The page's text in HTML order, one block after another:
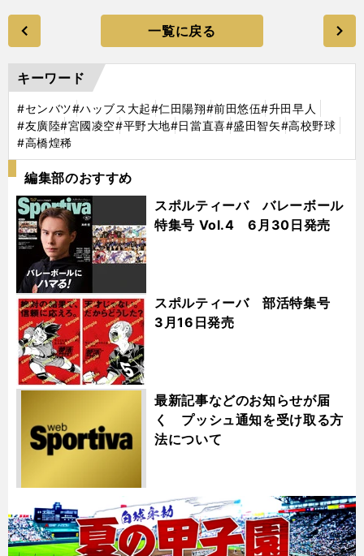
一覧に戻る
キーワード
#センバツ#ハッブス大起#仁田陽翔#前田悠伍#升田早人
#友廣陸#宮國凌空#平野大地#日當直喜#盛田智矢#高校野球
#高橋煌稀
編集部のおすすめ
スポルティーバ バレーボール
特集号 Vol.4 6月30日発売
スポルティーバ 部活特集号
3月16日発売
最新記事などのお知らせが届
く プッシュ通知を受け取る方
法について